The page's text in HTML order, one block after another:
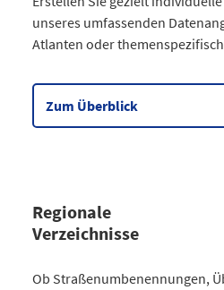
Datentabelle zum Diagramm
Kommunales
3
Gesellschaftliches2
unseres umfassenden
Atlanten oder
Zum Überblick
Regionale
Verzeichnisse
Kategorie
Ob Straßenumbenennungen,